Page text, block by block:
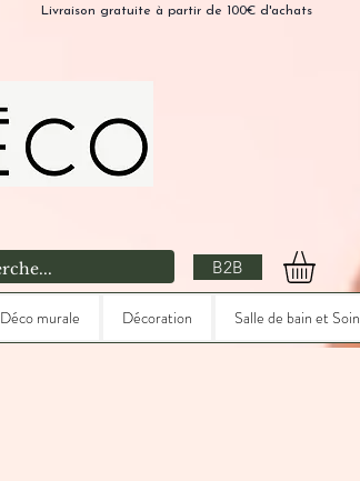
Livraison gratuite à partir de 100€ d'achats
B2B
Déco murale Décoration Salle de bain et Soin